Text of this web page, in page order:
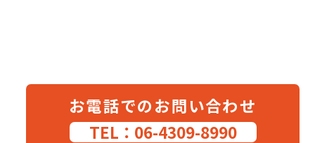
お電話でのお問い合わせ
TEL：06-4309-8990